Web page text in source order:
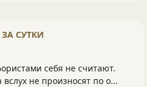
СУТКИ
себя не считают.
не произносят по о...